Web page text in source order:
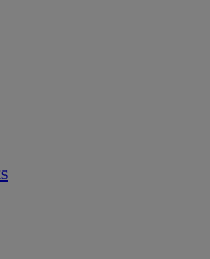
Trucks